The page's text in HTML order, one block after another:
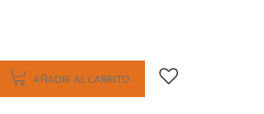
AÑADIR AL CARRITO